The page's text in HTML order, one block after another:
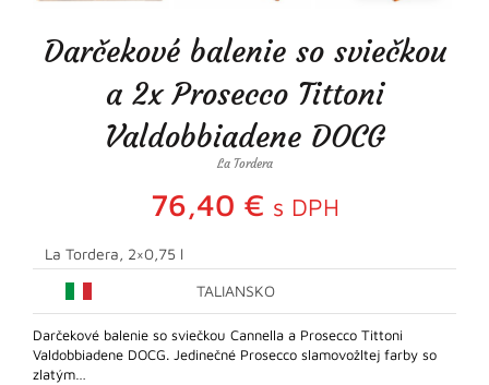
Darčekové balenie so sviečkou
a 2x Prosecco Tittoni
Valdobbiadene DOCG
La Tordera
76,40 € s DPH
La Tordera, 2×0,75 l
TALIANSKO
Darčekové balenie so sviečkou Cannella a Prosecco Tittoni
Valdobbiadene DOCG. Jedinečné Prosecco slamovožltej farby so
zlatým…